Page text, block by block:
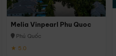
Melia Vinpearl Phu Quoc
Phú Quốc
★ 5.0